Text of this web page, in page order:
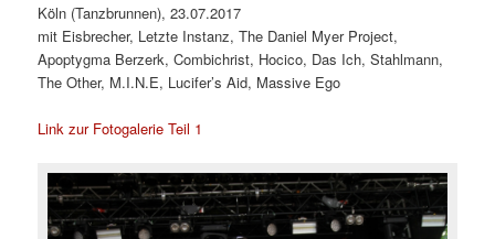
Köln (Tanzbrunnen), 23.07.2017
mit Eisbrecher, Letzte Instanz, The Daniel Myer Project,
Apoptygma Berzerk, Combichrist, Hocico, Das Ich, Stahlmann,
The Other, M.I.N.E, Lucifer’s Aid, Massive Ego
Link zur Fotogalerie Teil 1